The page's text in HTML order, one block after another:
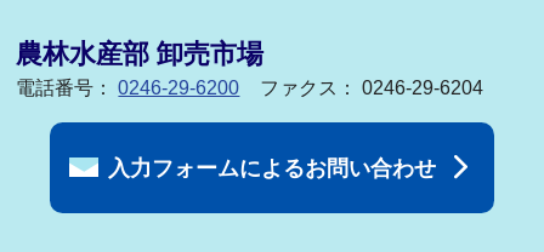
農林水産部 卸売市場
電話番号：0246-29-6200 ファクス： 0246-29-6204
入力フォームによるお問い合わせ